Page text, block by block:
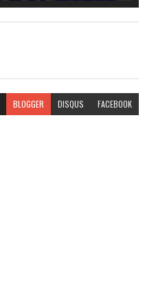
BLOGGER DISQUS FACEBOOK